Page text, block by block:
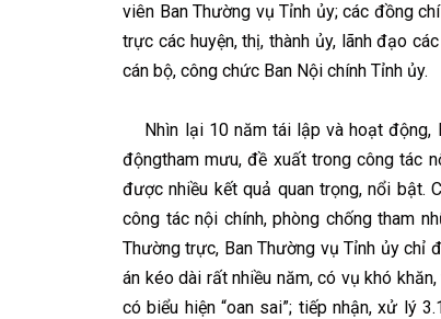
viên Ban Thường vụ Tỉnh ủy; các đồng
trực các huyện, thị, thành ủy, lãnh đạo
cán bộ, công chức Ban Nội chính Tỉnh ủy.
Nhìn lại 10 năm tái lập và hoạt động,
độngtham mưu, đề xuất trong công tác
được nhiều kết quả quan trọng, nổi bật.
công tác nội chính, phòng chống tham
Thường trực, Ban Thường vụ Tỉnh ủy
án kéo dài rất nhiều năm, có vụ khó
có biểu hiện “oan sai”; tiếp nhận, xử lý